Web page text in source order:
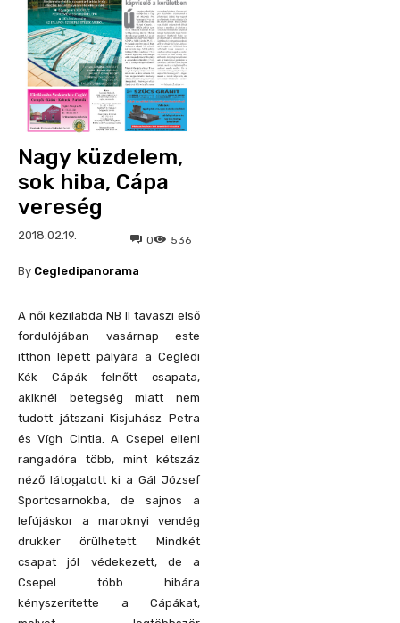
Nagy küzdelem,
sok hiba, Cápa
vereség
2018.02.19. 536
0
By Cegledipanorama
A női kézilabda NB II tavaszi első
fordulójában vasárnap este
itthon lépett pályára a Ceglédi
Kék Cápák felnőtt csapata,
akiknél betegség miatt nem
tudott játszani Kisjuhász Petra
és Vígh Cintia. A Csepel elleni
rangadóra több, mint kétszáz
néző látogatott ki a Gál József
Sportcsarnokba, de sajnos a
lefújáskor a maroknyi vendég
drukker örülhetett. Mindkét
csapat jól védekezett, de a
Csepel több hibára
kényszerítette a Cápákat,